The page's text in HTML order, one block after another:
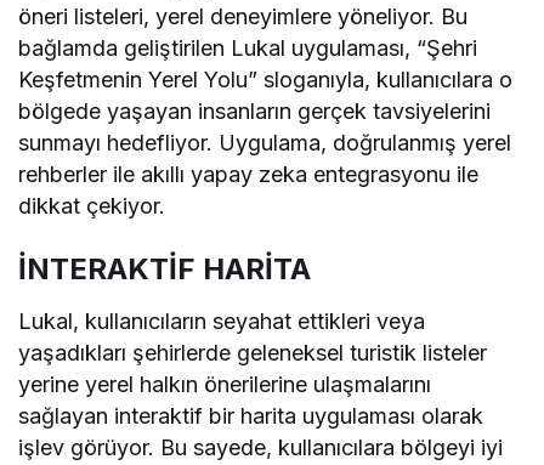
öneri listeleri, yerel deneyimlere yöneliyor. Bu
bağlamda geliştirilen Lukal uygulaması, “Şehri
Keşfetmenin Yerel Yolu” sloganıyla, kullanıcılara o
bölgede yaşayan insanların gerçek tavsiyelerini
sunmayı hedefliyor. Uygulama, doğrulanmış yerel
rehberler ile akıllı yapay zeka entegrasyonu ile
dikkat çekiyor.
İNTERAKTİF HARİTA
Lukal, kullanıcıların seyahat ettikleri veya
yaşadıkları şehirlerde geleneksel turistik listeler
yerine yerel halkın önerilerine ulaşmalarını
sağlayan interaktif bir harita uygulaması olarak
işlev görüyor. Bu sayede, kullanıcılara bölgeyi iyi